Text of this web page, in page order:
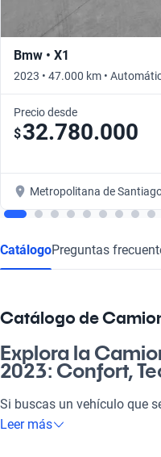
Bmw • X1
2023 • 47.000 km •
Precio desde
$32.780.000
Metropolitana de
CatálogoPreguntas
Catálogo de
Explora la
2023: Confort,
Si buscas un vehículo que
Camioneta Suzuki Ertiga
Leer más